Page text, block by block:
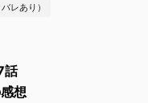
レあり）
話
想